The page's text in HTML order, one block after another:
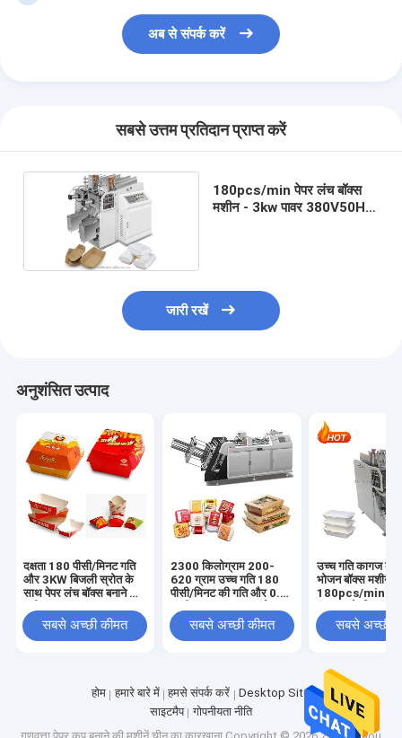
अब से संपर्क करें
सबसे उत्तम प्रतिदान प्राप्त करें
180pcs/min पेपर लंच बॉक्स
मशीन - 3kw पावर 380V50HZ
जारी रखें
अनुशंसित उत्पाद
दक्षता 180 पीसी/मिनट गति
और 3KW बिजली स्रोत के
साथ पेपर लंच बॉक्स बनाने की
सबसे अच्छी कीमत
2300 किलोग्राम 200-
620 ग्राम उच्च गति 180
पीसी/मिनट की गति और 0.5
साथसबसे अच्छी कीमत
उच्च गति कागज
भोजन बॉक्स मशीन
180pcs/min
सबसे अच्छी
होम हमारे बारे में हमसे संपर्क करें
Desktop Site
साइटमैप
गोपनीयता नीति